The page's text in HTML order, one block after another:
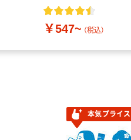
ィック
￥547~ （税込）
本気プライス